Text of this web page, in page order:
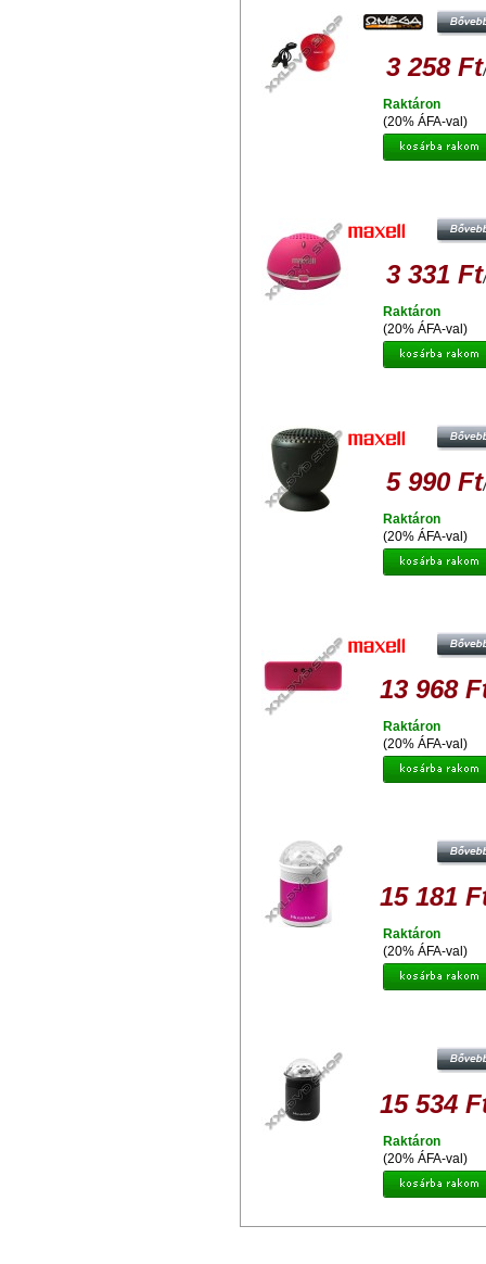
3 258 Ft
(20% ÁFA-val)
Raktáron
3 331 Ft
(20% ÁFA-val)
Raktáron
TAPADÓKORONGGAL
5 990 Ft
(20% ÁFA-val)
Raktáron
13 968
(20% ÁFA-val)
Raktáron
15 181
(20% ÁFA-val)
Raktáron
15 534
(20% ÁFA-val)
Raktáron